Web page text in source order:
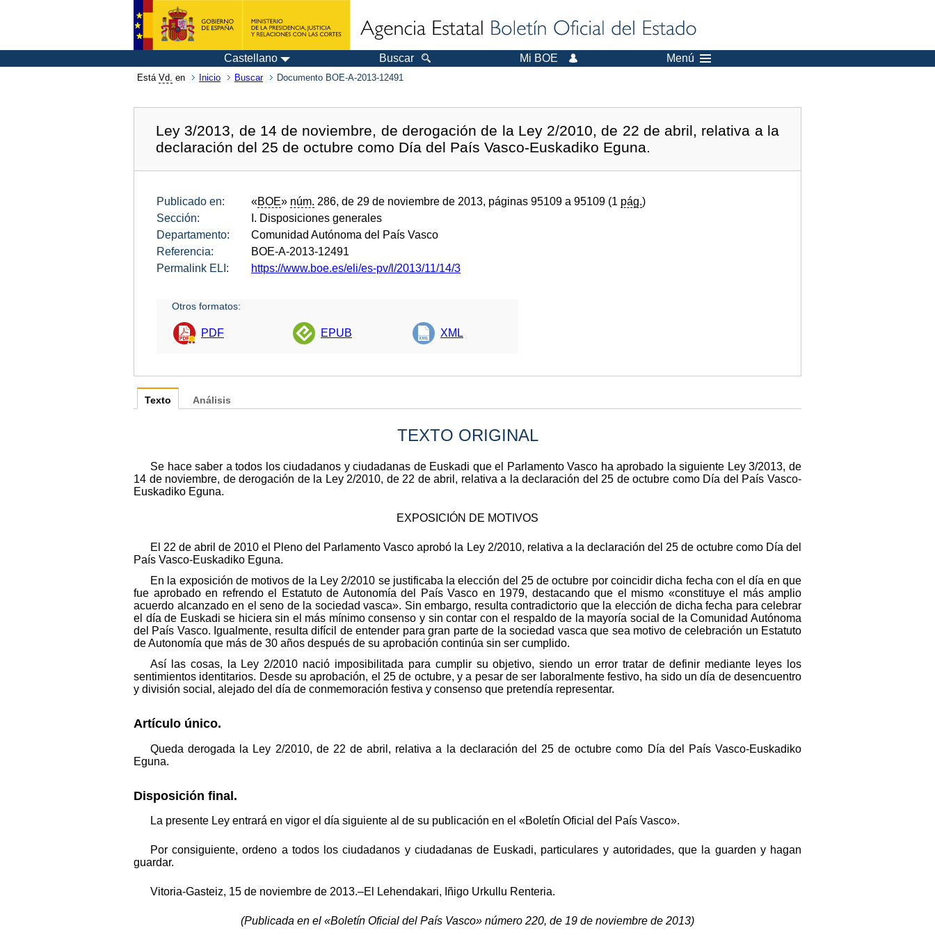
Castellano Buscar Mi BOE Menú
Está Vd. en Inicio Buscar Documento BOE-A-2013-12491
Ley 3/2013, de 14 de noviembre, de derogación de la Ley 2/2010, de 22 de abril, relativa a la
declaración del 25 de octubre como Día del País Vasco-Euskadiko Eguna.
Publicado en: «BOE» núm. 286, de 29 de noviembre de 2013, páginas 95109 a 95109 (1 pág.)
Sección:
I. Disposiciones generales
Departamento:
Comunidad Autónoma del País Vasco
Referencia:
BOE-A-2013-12491
Permalink ELI:
https://www.boe.es/eli/es-pv/l/2013/11/14/3
Otros formatos:
PDF EPUB XML
Texto
TEXTO ORIGINAL
Se hace saber a todos los ciudadanos y ciudadanas de Euskadi que el Parlamento Vasco ha aprobado la siguiente Ley 3/2013, de
14 de noviembre, de derogación de la Ley 2/2010, de 22 de abril, relativa a la declaración del 25 de octubre como Día del País Vasco-
Euskadiko Eguna.
EXPOSICIÓN DE MOTIVOS
El 22 de abril de 2010 el Pleno del Parlamento Vasco aprobó la Ley 2/2010, relativa a la declaración del 25 de octubre como Día del
País Vasco-Euskadiko Eguna.
En la exposición de motivos de la Ley 2/2010 se justificaba la elección del 25 de octubre por coincidir dicha fecha con el día en que
fue aprobado en refrendo el Estatuto de Autonomía del País Vasco en 1979, destacando que el mismo «constituye el más amplio
acuerdo alcanzado en el seno de la sociedad vasca». Sin embargo, resulta contradictorio que la elección de dicha fecha para celebrar
el día de Euskadi se hiciera sin el más mínimo consenso y sin contar con el respaldo de la mayoría social de la Comunidad Autónoma
del País Vasco. Igualmente, resulta difícil de entender para gran parte de la sociedad vasca que sea motivo de celebración un Estatuto
de Autonomía que más de 30 años después de su aprobación continúa sin ser cumplido.
Así las cosas, la Ley 2/2010 nació imposibilitada para cumplir su objetivo, siendo un error tratar de definir mediante leyes los
sentimientos identitarios. Desde su aprobación, el 25 de octubre, y a pesar de ser laboralmente festivo, ha sido un día de desencuentro
y división social, alejado del día de conmemoración festiva y consenso que pretendía representar.
Artículo único.
Queda derogada la Ley 2/2010, de 22 de abril, relativa a la declaración del 25 de octubre como Día del País Vasco-Euskadiko
Eguna.
Disposición final.
La presente Ley entrará en vigor el día siguiente al de su publicación en el «Boletín Oficial del País Vasco».
Por consiguiente, ordeno a todos los ciudadanos y ciudadanas de Euskadi, particulares y autoridades, que la guarden y hagan
guardar.
Vitoria-Gasteiz, 15 de noviembre de 2013.–El Lehendakari, Iñigo Urkullu Renteria.
(Publicada en el «Boletín Oficial del País Vasco» número 220, de 19 de noviembre de 2013)
Análisis